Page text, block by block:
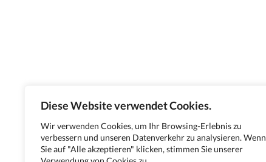
Diese Website verwendet Cookies.
Wir verwenden Cookies, um Ihr Browsing-Erlebnis zu
verbessern und unseren Datenverkehr zu analysieren. Wenn
Sie auf "Alle akzeptieren" klicken, stimmen Sie unserer